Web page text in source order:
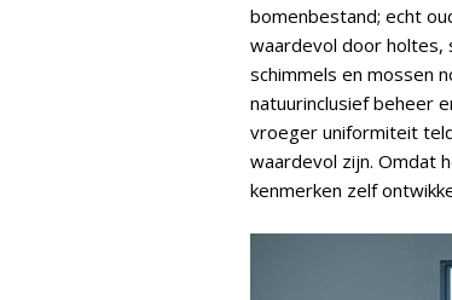
bomenbestand; echt
waardevol door holtes,
schimmels en mossen
natuurinclusief beheer
vroeger uniformiteit
waardevol zijn. Omdat
kenmerken zelf